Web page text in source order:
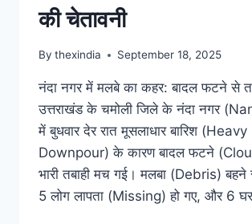
की चेतावनी
By thexindia September 18, 2025
नंदा नगर में मलबे का कहर: बादल फटने से
उत्तराखंड के चमोली जिले के नंदा नगर
में बुधवार देर रात मूसलाधार बारिश (Heavy
Downpour) के कारण बादल फटने
भारी तबाही मच गई। मलबा (Debris)
5 लोग लापता (Missing) हो गए, और 6